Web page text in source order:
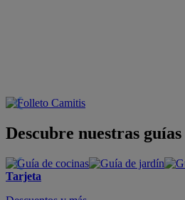
Descubre nuestras guías
Tarjeta